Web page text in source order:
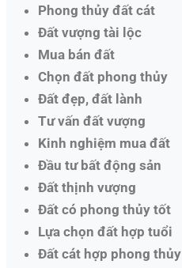
Phong thủy đất cát
Đất vượng tài lộc
Mua bán đất
Chọn đất phong thủy
Đất đẹp, đất lành
Tư vấn đất vượng
Kinh nghiệm mua đất
Đầu tư bất động sản
Đất thịnh vượng
Đất có phong thủy tốt
Lựa chọn đất hợp tuổi
Đất cát hợp phong thủy